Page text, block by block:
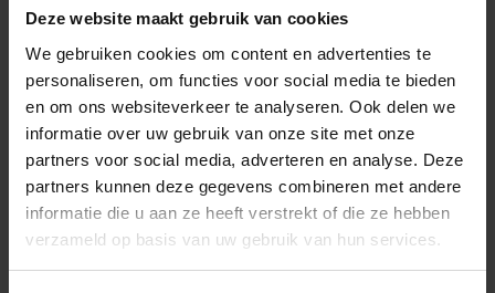
Deze website maakt gebruik van cookies
We gebruiken cookies om content en advertenties te
personaliseren, om functies voor social media te bieden
en om ons websiteverkeer te analyseren. Ook delen we
informatie over uw gebruik van onze site met onze
partners voor social media, adverteren en analyse. Deze
partners kunnen deze gegevens combineren met andere
informatie die u aan ze heeft verstrekt of die ze hebben
verzameld op basis van uw gebruik van hun services.
DX Ringmoer type 582 VZ M14
Voorraad: 41 op voorraad
Gtin:
8716336448752,8716336549640,8716336112950,BMPA58214E
Artikelnummer merk: 8000.005.8214
Prijs per Grootverpakking van 10 Stuk